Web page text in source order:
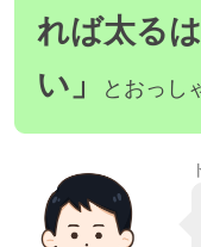
れば太る
い」
とおっし